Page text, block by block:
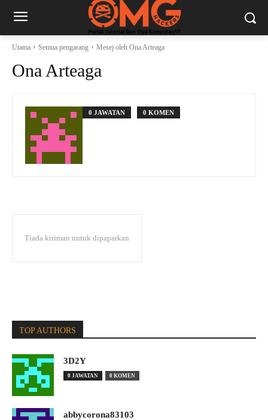
Utama Semua pengarang Mesej oleh Ona Arteaga
Ona Arteaga
0 JAWATAN 0 KOMEN
Tiada kiriman untuk dipaparkan
TOP AUTHORS
3D2Y
0 JAWATAN 0 KOMEN
abbycorona83103